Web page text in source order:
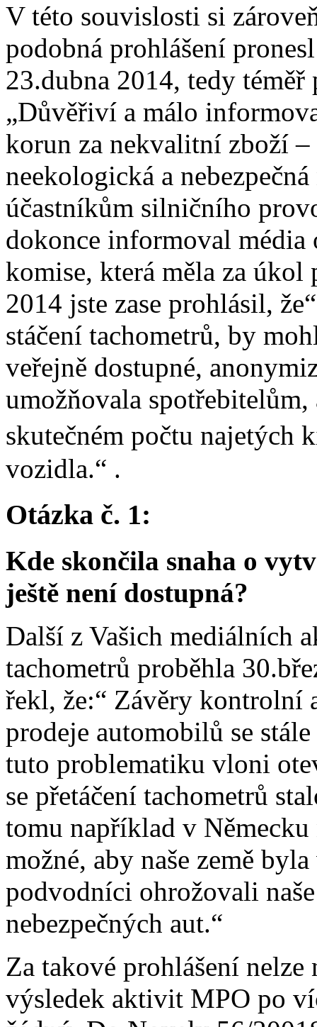
V této souvislosti si
podobná prohlášení
23.dubna 2014, tedy
„Důvěřiví a málo
korun za nekvalitní zboží
neekologická a
účastníkům silničního
dokonce informoval
komise, která měla za
2014 jste zase prohlásil,
stáčení tachometrů, by
veřejně dostupné,
umožňovala
skutečném počtu
vozidla.“ .
Otázka č. 1:
Kde skončila snaha o
ještě není dostupná?
Další z Vašich mediálních
tachometrů proběhla
řekl, že:“ Závěry kontrolní
prodeje automobilů se
tuto problematiku vloni
se přetáčení tachometrů
tomu například v
možné, aby naše země
podvodníci ohrožovali
nebezpečných aut.“
Za takové prohlášení
výsledek aktivit MPO po